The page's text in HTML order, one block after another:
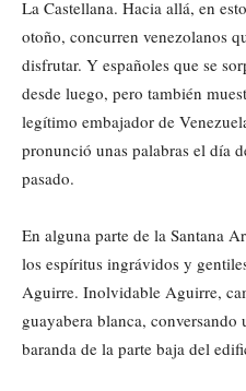
La Castellana. Hacia allá, en
otoño, concurren venezolanos
disfrutar. Y españoles que se
desde luego, pero también
legítimo embajador de
pronunció unas palabras el día
pasado.
En alguna parte de la Santana
los espíritus ingrávidos y
Aguirre. Inolvidable Aguirre,
guayabera blanca,
baranda de la parte baja del